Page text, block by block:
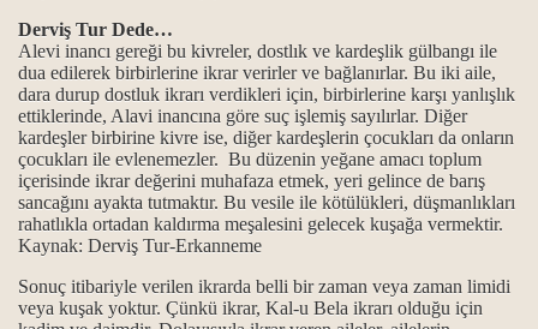
Derviş Tur Dede…
Alevi inancı gereği bu kivreler, dostlık ve kardeşlik gülbangı ile
dua edilerek birbirlerine ikrar verirler ve bağlanırlar. Bu iki aile,
dara durup dostluk ikrarı verdikleri için, birbirlerine karşı yanlışlık
ettiklerinde, Alavi inancına göre suç işlemiş sayılırlar. Diğer
kardeşler birbirine kivre ise, diğer kardeşlerin çocukları da onların
çocukları ile evlenemezler. Bu düzenin yeğane amacı toplum
içerisinde ikrar değerini muhafaza etmek, yeri gelince de barış
sancağını ayakta tutmaktır. Bu vesile ile kötülükleri, düşmanlıkları
rahatlıkla ortadan kaldırma meşalesini gelecek kuşağa vermektir.
Kaynak: Derviş Tur-Erkanneme
Sonuç itibariyle verilen ikrarda belli bir zaman veya zaman limidi
veya kuşak yoktur. Çünkü ikrar, Kal-u Bela ikrarı olduğu için
ol ilkeleri.